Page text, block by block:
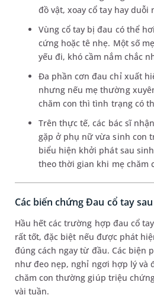
đồ vật, xoay cổ tay hay duỗi
Vùng cổ tay bị đau có thể
cứng hoặc tê nhẹ. Một số
yếu đi, khó cầm nắm chắc
Đa phần cơn đau chỉ xuất
nhưng nếu mẹ thường
chăm con thì tình trạng có
Trên thực tế, các bác sĩ
gặp ở phụ nữ vừa sinh con
biểu hiện khởi phát sau
theo thời gian khi mẹ chăm
Các biến chứng Đau cổ tay
Hầu hết các trường hợp đau cổ
rất tốt, đặc biệt nếu được phát
đúng cách ngay từ đầu. Các biện
như đeo nẹp, nghỉ ngơi hợp lý và
chăm con thường giúp triệu
vài tuần.